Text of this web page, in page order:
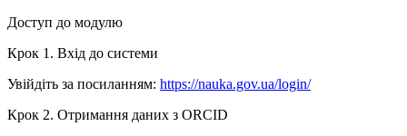
Доступ до модулю
Крок 1. Вхід до системи
Увійдіть за посиланням: https://nauka.gov.ua/login/
Крок 2. Отримання даних з ORCID